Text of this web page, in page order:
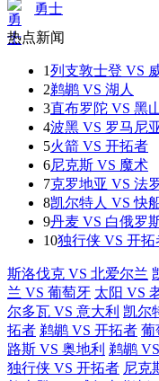
勇士
热点新闻
1列支敦士登 VS
2鹈鹕 VS 湖人
3直布罗陀 VS 黑
4波黑 VS 罗马尼
5火箭 VS 开拓者
6尼克斯 VS 魔术
7克罗地亚 VS 法
8凯尔特人 VS 快
9丹麦 VS 白俄罗
10独行侠 VS 开拓
斯洛伐克 VS 北爱尔兰
兰 VS 葡萄牙 太阳 VS
尔多瓦 VS 意大利 凯尔
拓者 鹈鹕 VS 开拓者 葡
路斯 VS 奥地利 鹈鹕
独行侠 VS 开拓者 尼克